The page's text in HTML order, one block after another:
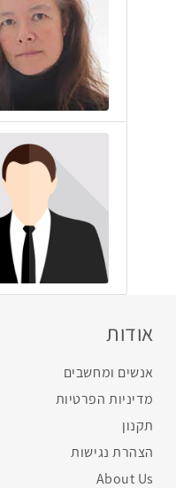
אודות
אנשים ומחשבים
מדיניות הפרטיות
תקנון
הצהרת נגישות
About Us